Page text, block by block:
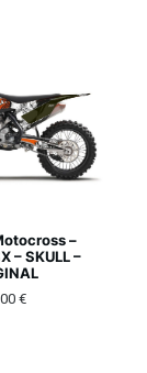
–
– SKULL –
€